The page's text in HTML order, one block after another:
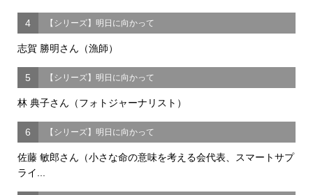
4 【シリーズ】明日に向かって
志賀 勝明さん（漁師）
5 【シリーズ】明日に向かって
林 典子さん（フォトジャーナリスト）
6 【シリーズ】明日に向かって
佐藤 敏郎さん（小さな命の意味を考える会代表、スマートサプ
ライ...